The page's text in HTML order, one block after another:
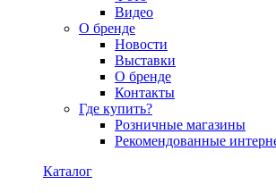
Видео
О бренде
Новости
Выставки
О бренде
Контакты
Где купить?
Розничные магазины
Рекомендованные
Каталог